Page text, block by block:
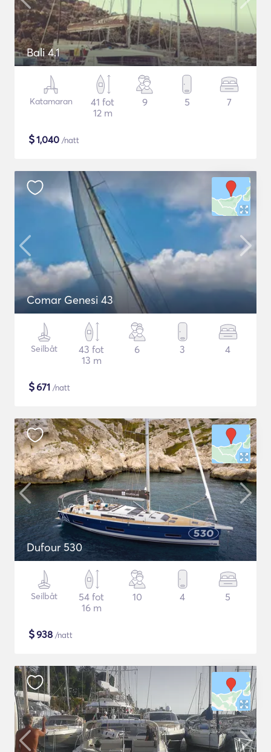
Bali 4.1
Katamaran
41 fot
12 m
9 5 7
$1,040 /natt
Comar Genesi 43
Seilbåt
43 fot
13 m
6 3 4
$671 /natt
Dufour 530
Seilbåt
54 fot
16 m
10 4 5
$938 /natt